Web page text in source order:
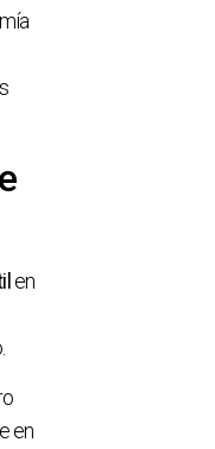
en
en